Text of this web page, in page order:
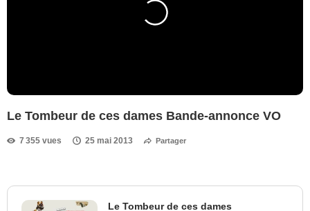
Le Tombeur de ces dames Bande-annonce VO
7 355 vues 25 mai 2013 Partager
Le Tombeur de ces dames